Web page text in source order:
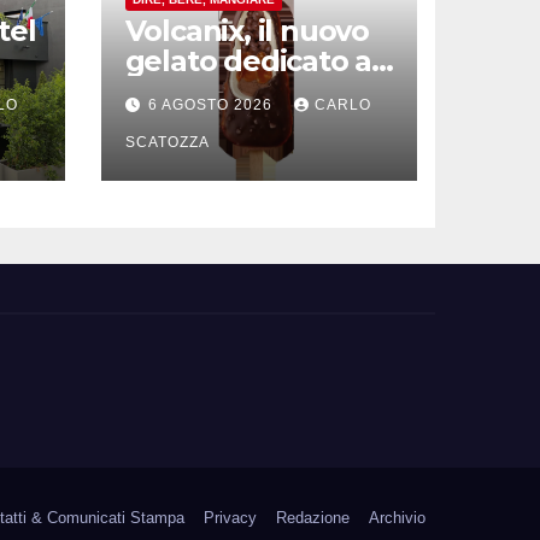
Volcanix, il nuovo
gelato dedicato al
vulcano spopola, è
nato a Caivano
6 AGOSTO 2026 CARLO
SCATOZZA
& Comunicati Stampa Privacy Redazione Archivio